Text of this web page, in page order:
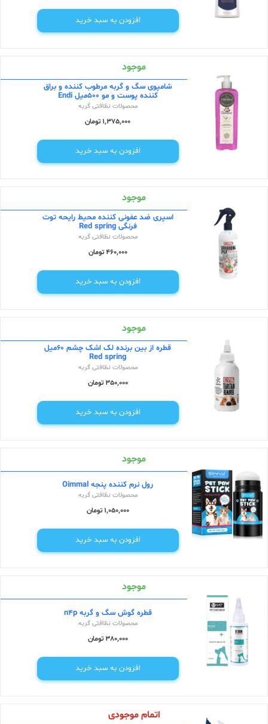
افزودن به سبد خرید
موجود
شامپوی سگ و گربه مرطوب کننده و براق
کننده پوست و مو 500میل Endi
محصولات نظافتی گربه
1,375,000 تومان
افزودن به سبد خرید
موجود
اسپری ضد عفونی کننده محیط رایحه توت
فرنگی Red spring
محصولات نظافتی گربه
460,000 تومان
افزودن به سبد خرید
موجود
قطره از بین برنده لک اشک چشم 60میل
Red spring
محصولات نظافتی گربه
350,000 تومان
افزودن به سبد خرید
موجود
رول نرم کننده پنجه Oimmal
محصولات نظافتی گربه
1,050,000 تومان
افزودن به سبد خرید
موجود
قطره گوش سگ و گربه n4p
محصولات نظافتی گربه
380,000 تومان
افزودن به سبد خرید
اتمام موجودی